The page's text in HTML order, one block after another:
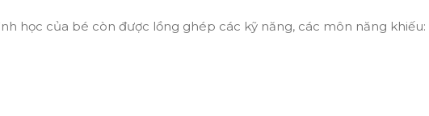
học của bé còn được lồng ghép các kỹ năng, các môn năng khiếu: